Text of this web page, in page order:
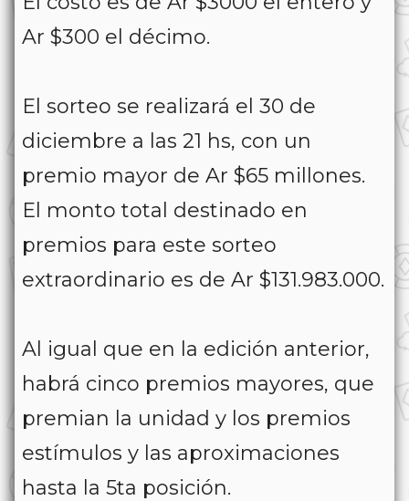
Ar $300 el décimo.⁣
El sorteo se realizará el 30 de
diciembre a las 21 hs, con un
premio mayor de Ar $65 millones.
El monto total destinado en
premios para este sorteo
extraordinario es de Ar $131.983.000.⁣
Al igual que en la edición anterior,
habrá cinco premios mayores, que
premian la unidad y los premios
estímulos y las aproximaciones
hasta la 5ta posición.⁣